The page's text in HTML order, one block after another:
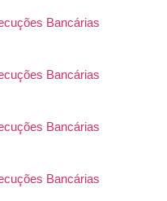
Bancárias
Bancárias
Bancárias
Bancárias